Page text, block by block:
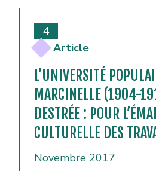
Article
L’UNIVERSITÉ
MARCINELLE (1904-
DESTRÉE : POUR
CULTURELLE DES
Novembre 2017
4